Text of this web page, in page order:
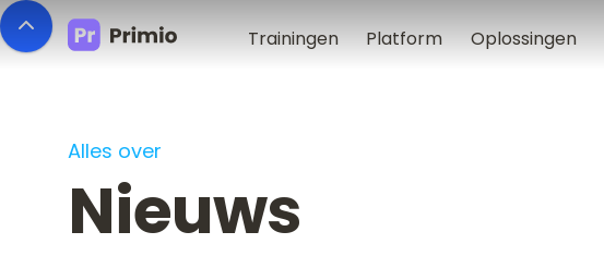
Trainingen Platform Oplossingen
Alles over
Nieuws